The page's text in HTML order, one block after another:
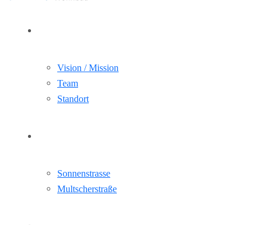
Vision / Mission
Team
Standort
Sonnenstrasse
Multscherstraße